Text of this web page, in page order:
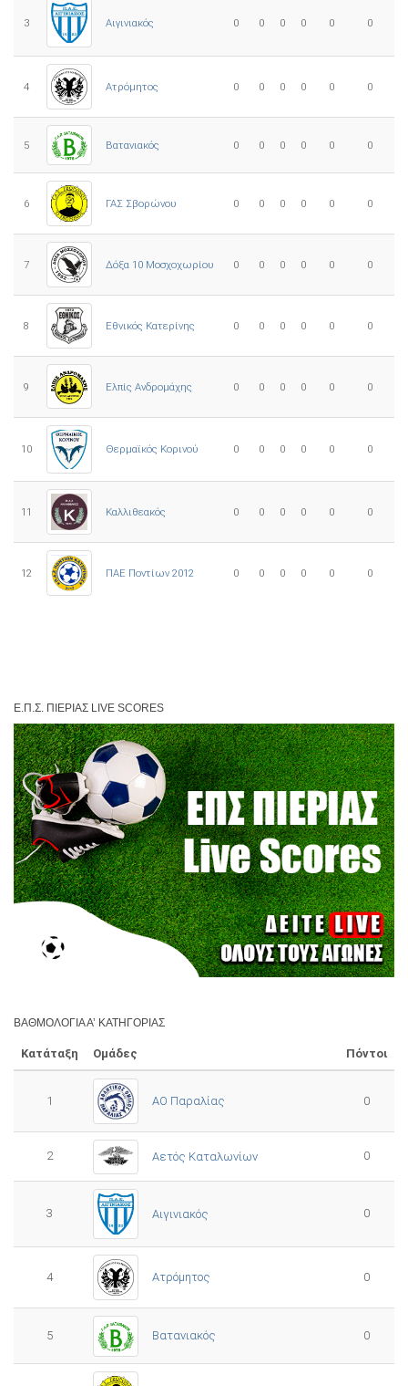
3 Αιγινιακός 0 0 0 0 0 0
4 Ατρόμητος 0 0 0 0 0 0
5 Βατανιακός 0 0 0 0 0 0
6 ΓΑΣ Σβορώνου 0 0 0 0 0 0
7 Δόξα 10 Μοσχοχωρίου 0 0 0 0 0 0
8 Εθνικός Κατερίνης 0 0 0 0 0 0
9 Ελπίς Ανδρομάχης 0 0 0 0 0 0
10 Θερμαϊκός Κορινού 0 0 0 0 0 0
11 Καλλιθεακός 0 0 0 0 0 0
12 ΠΑΕ Ποντίων 2012 0 0 0 0 0 0
Ε.Π.Σ. ΠΙΕΡΊΑΣ LIVE SCORES
ΒΑΘΜΟΛΟΓΊΑ Α’ ΚΑΤΗΓΟΡΊΑΣ
Κατάταξη Ομάδες Πόντοι
1 ΑΟ Παραλίας 0
2 Αετός Καταλωνίων 0
3 Αιγινιακός 0
4 Ατρόμητος 0
5 Βατανιακός 0